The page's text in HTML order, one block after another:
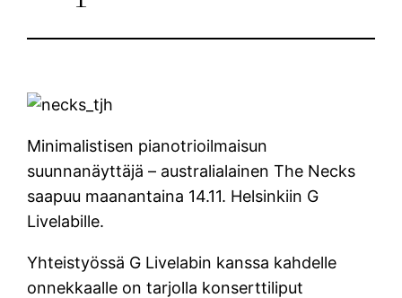
Minimalistisen pianotrioilmaisun
suunnanäyttäjä – australialainen The Necks
saapuu maanantaina 14.11. Helsinkiin G
Livelabille.
Yhteistyössä G Livelabin kanssa kahdelle
onnekkaalle on tarjolla konserttiliput